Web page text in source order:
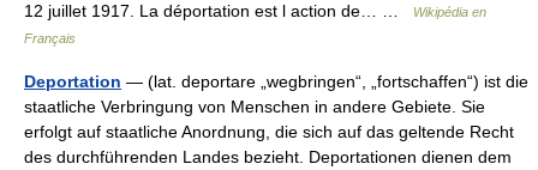
12 juillet 1917. La déportation est l action de… …
Wikipédia en
Français
Deportation — (lat. deportare „wegbringen“, „fortschaffen“) ist die
staatliche Verbringung von Menschen in andere Gebiete. Sie
erfolgt auf staatliche Anordnung, die sich auf das geltende Recht
des durchführenden Landes bezieht. Deportationen dienen dem